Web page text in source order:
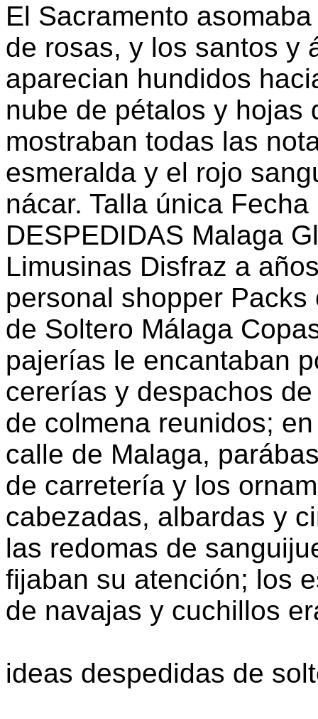
El Sacramento
de rosas, y los santos y
aparecian hundidos
nube de pétalos y hojas
mostraban todas las
esmeralda y el rojo
nácar. Talla única
DESPEDIDAS Malaga
Limusinas Disfraz a
personal shopper
de Soltero Málaga
pajerías le encantaban
cererías y despachos
de colmena reunidos;
calle de Malaga,
de carretería y los
cabezadas, albardas y
las redomas de
fijaban su atención; los
de navajas y cuchillos
ideas despedidas de